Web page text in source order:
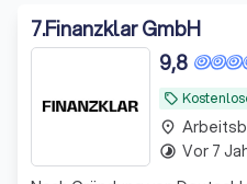
7.Finanzklar GmbH
local_offer
9,8
place
timelapse Vor 7